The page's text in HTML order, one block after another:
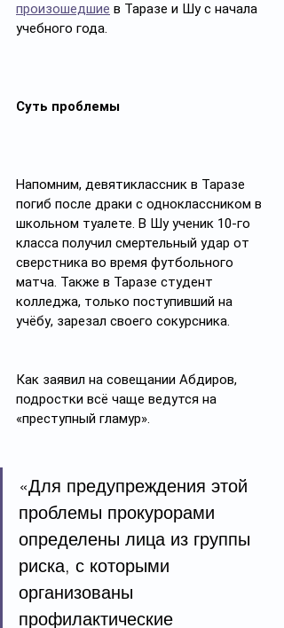
произошедшие в Таразе и Шу с начала
учебного года.
Суть проблемы
Напомним, девятиклассник в Таразе
погиб после драки с одноклассником в
школьном туалете. В Шу ученик 10-го
класса получил смертельный удар от
сверстника во время футбольного
матча. Также в Таразе студент
колледжа, только поступивший на
учёбу, зарезал своего сокурсника.
Как заявил на совещании Абдиров,
подростки всё чаще ведутся на
«преступный гламур».
«Для предупреждения этой
проблемы прокурорами
определены лица из группы
риска, с которыми
организованы
профилактические